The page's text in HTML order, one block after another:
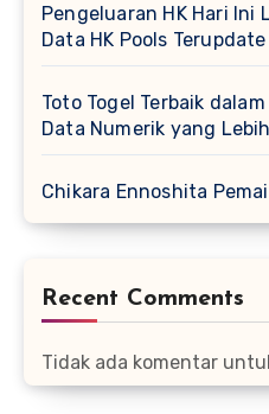
Pengeluaran HK Hari Ini
Data HK Pools
Toto Togel Terbaik
Data Numerik yang
Chikara Ennoshita
Recent Comments
Tidak ada komentar